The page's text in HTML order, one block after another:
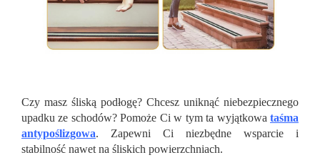
Czy masz śliską podłogę? Chcesz uniknąć niebezpiecznego
upadku ze schodów? Pomoże Ci w tym ta wyjątkowa taśma
antypoślizgowa. Zapewni Ci niezbędne wsparcie i
stabilność nawet na śliskich powierzchniach.